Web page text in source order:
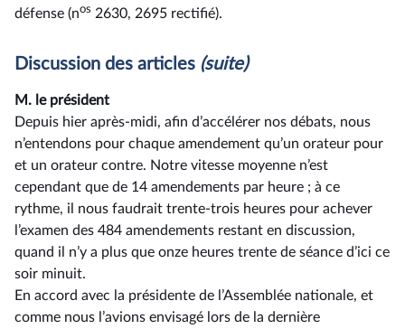
défense (nos 2630, 2695 rectifié).
Discussion des articles (suite)
M. le président
Depuis hier après-midi, afin d’accélérer nos débats, nous
n’entendons pour chaque amendement qu’un orateur pour
et un orateur contre. Notre vitesse moyenne n’est
cependant que de 14 amendements par heure ; à ce
rythme, il nous faudrait trente-trois heures pour achever
l’examen des 484 amendements restant en discussion,
quand il n’y a plus que onze heures trente de séance d’ici ce
soir minuit.
En accord avec la présidente de l’Assemblée nationale, et
comme nous l’avions envisagé lors de la dernière